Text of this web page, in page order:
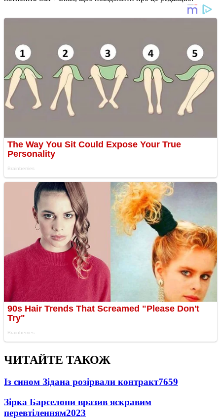
ЧИТАЙТЕ ТАКОЖ
Із сином Зідана розірвали контракт7659
Зірка Барселони вразив яскравим
перевтіленням2023